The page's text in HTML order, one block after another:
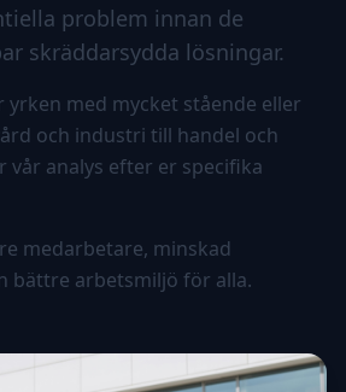
problem innan de
skräddarsydda lösningar.
med mycket stående eller
och industri till handel och
vår analys efter er specifika
medarbetare, minskad
bättre arbetsmiljö för alla.